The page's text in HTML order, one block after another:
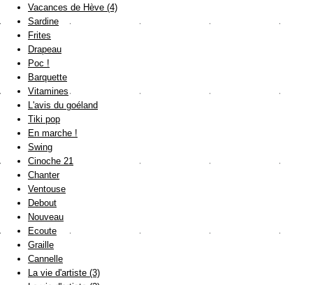
Vacances de Hève (4)
Sardine
Frites
Drapeau
Poc !
Barquette
Vitamines
L'avis du goéland
Tiki pop
En marche !
Swing
Cinoche 21
Chanter
Ventouse
Debout
Nouveau
Ecoute
Graille
Cannelle
La vie d'artiste (3)